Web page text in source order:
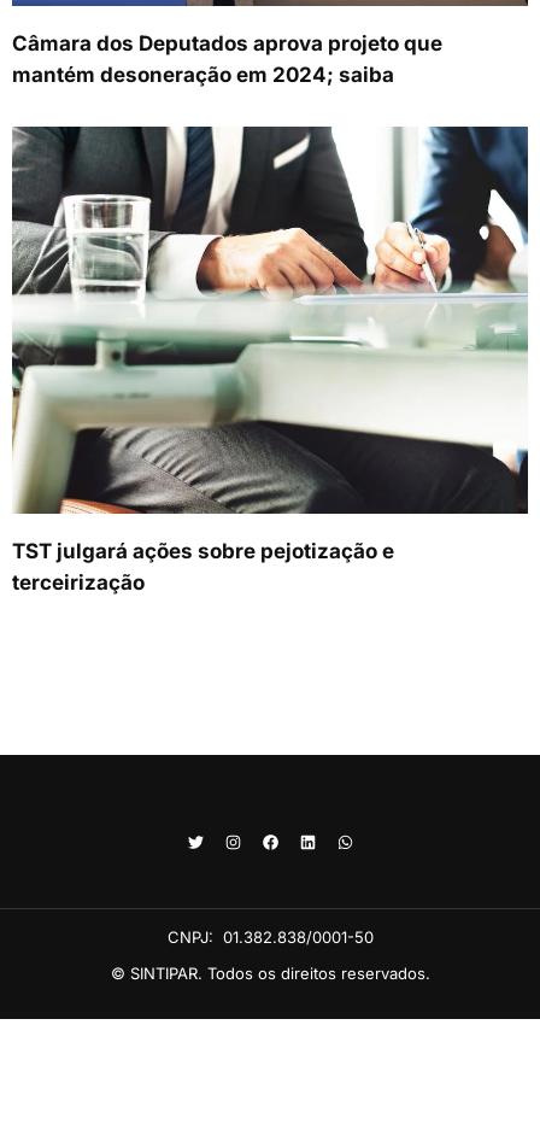
Câmara dos Deputados aprova projeto que
mantém desoneração em 2024; saiba
TST julgará ações sobre pejotização e
terceirização
CNPJ: 01.382.838/0001-50
© SINTIPAR. Todos os direitos reservados.